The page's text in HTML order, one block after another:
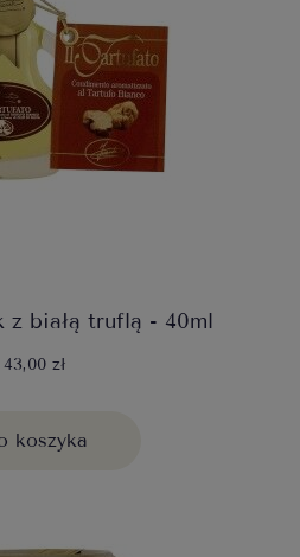
z białą truflą - 40ml
43,00 zł
koszyka